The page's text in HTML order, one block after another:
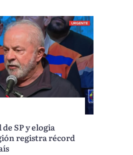
SP y elogia
registra récord